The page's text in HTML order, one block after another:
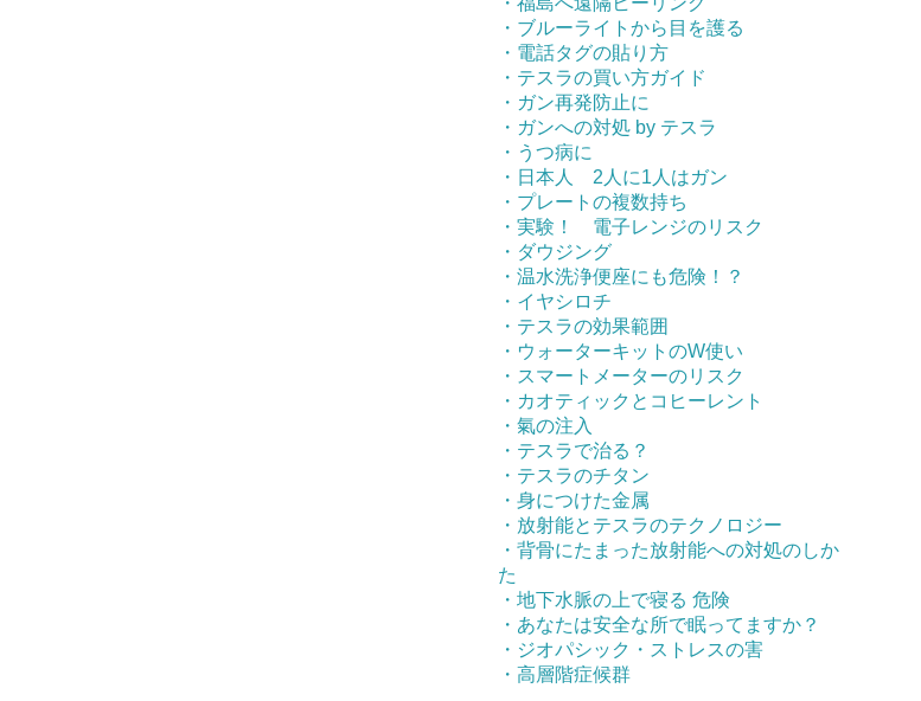
・ブルーライトから目を護る
・電話タグの貼り方
・テスラの買い方ガイド
・ガン再発防止に
・ガンへの対処 by テスラ
・うつ病に
・日本人 2人に1人はガン
・プレートの複数持ち
・実験！ 電子レンジのリスク
・ダウジング
・温水洗浄便座にも危険！？
・イヤシロチ
・テスラの効果範囲
・ウォーターキットのW使い
・スマートメーターのリスク
・カオティックとコヒーレント
・氣の注入
・テスラで治る？
・テスラのチタン
・身につけた金属
・放射能とテスラのテクノロジー
・背骨にたまった放射能への対処のしか
た
・地下水脈の上で寝る 危険
・あなたは安全な所で眠ってますか？
・ジオパシック・ストレスの害
・高層階症候群